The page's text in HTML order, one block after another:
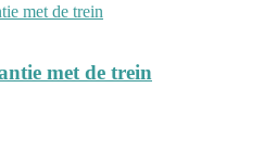
met de trein